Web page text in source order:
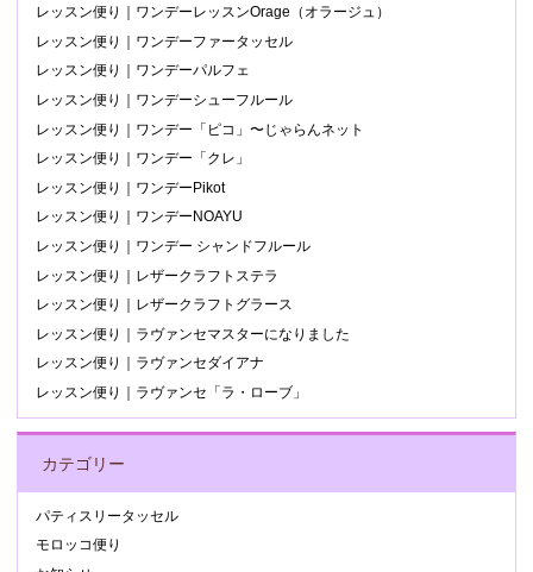
レッスン便り｜ワンデーレッスンOrage（オラージュ）
レッスン便り｜ワンデーファータッセル
レッスン便り｜ワンデーパルフェ
レッスン便り｜ワンデーシューフルール
レッスン便り｜ワンデー「ピコ」〜じゃらんネット
レッスン便り｜ワンデー「クレ」
レッスン便り｜ワンデーPikot
レッスン便り｜ワンデーNOAYU
レッスン便り｜ワンデー シャンドフルール
レッスン便り｜レザークラフトステラ
レッスン便り｜レザークラフトグラース
レッスン便り｜ラヴァンセマスターになりました
レッスン便り｜ラヴァンセダイアナ
レッスン便り｜ラヴァンセ「ラ・ローブ」
カテゴリー
パティスリータッセル
モロッコ便り